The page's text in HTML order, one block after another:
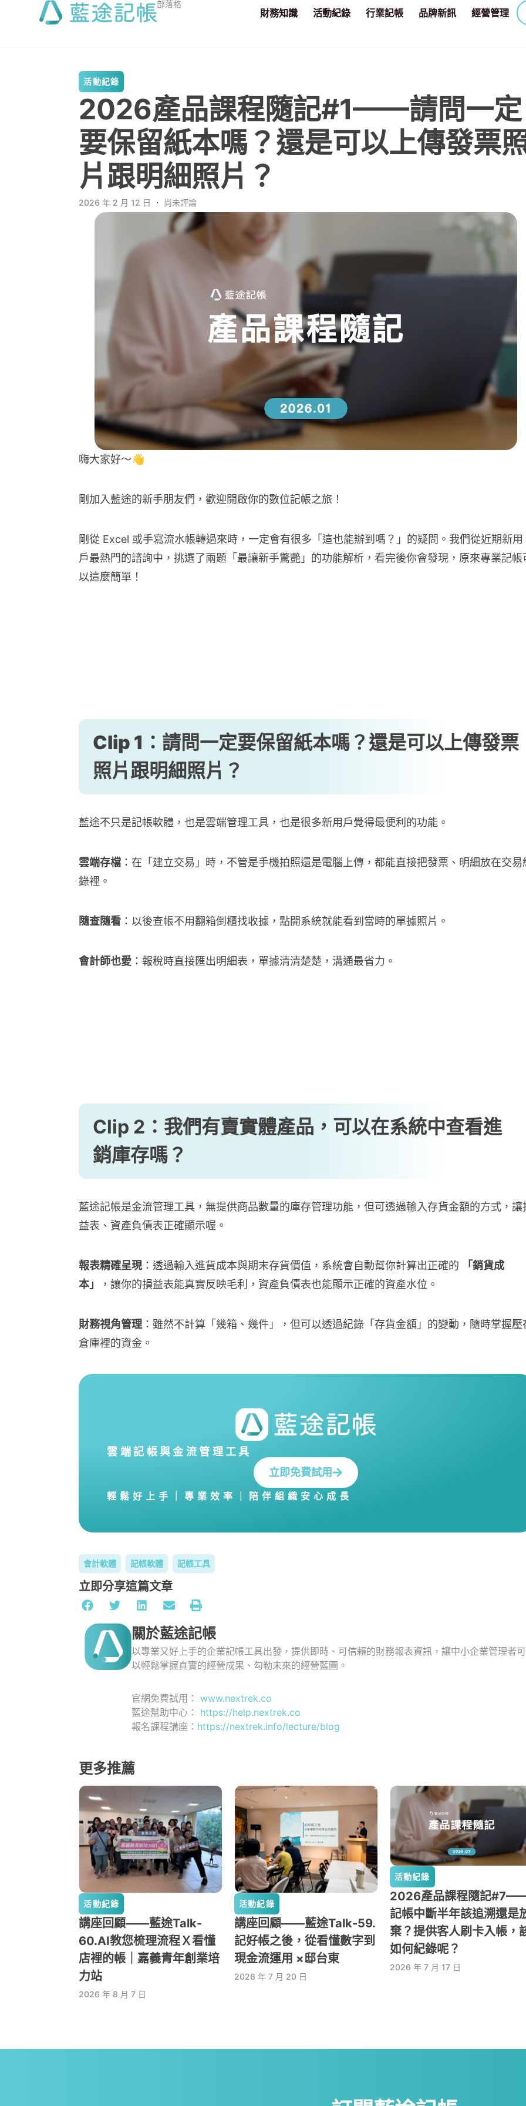
部落格
財務知識 活動紀錄 行業記帳 品牌新訊 經營管理
活動紀錄
2026產品課程隨記#1——請問一定
要保留紙本嗎？還是可以上傳發票
片跟明細照片？
2026 年 2 月 12 日 ． 尚未評論
嗨大家好～👋
剛加入藍途的新手朋友們，歡迎開啟你的數位記帳之旅！
剛從 Excel 或手寫流水帳轉過來時，一定會有很多「這也能辦到嗎？」的疑問。我們從近期新用
戶最熱門的諮詢中，挑選了兩題「最讓新手驚艷」的功能解析，看完後你會發現，原來專業記帳
以這麼簡單！
Clip 1： 請問一定要保留紙本嗎？還是可以上傳發票
照片跟明細照片？
藍途不只是記帳軟體，也是雲端管理工具，也是很多新用戶覺得最便利的功能。
雲端存檔 ：在「建立交易」時，不管是手機拍照還是電腦上傳，都能直接把發票、明細放在交易
錄裡。
隨查隨看 ：以後查帳不用翻箱倒櫃找收據，點開系統就能看到當時的單據照片。
會計師也愛 ：報稅時直接匯出明細表，單據清清楚楚，溝通最省力。
Clip 2：我們有賣實體產品，可以在系統中查看進
銷庫存嗎？
藍途記帳是金流管理工具，無提供商品數量的庫存管理功能，但可透過輸入存貨金額的方式，讓
益表、資產負債表正確顯示喔。
報表精確呈現：透過輸入進貨成本與期末存貨價值，系統會自動幫你計算出正確的
「銷貨成
本」
，讓你的損益表能真實反映毛利，資產負債表也能顯示正確的資產水位。
財務視角管理 ：雖然不計算「幾箱、幾件」，但可以透過紀錄「存貨金額」的變動，隨時掌握壓
倉庫裡的資金。
雲端記帳與金流管理工具
立即免費試用
輕鬆好上手｜專業效率｜陪伴組織安心成長
會計軟體 記帳軟體 記帳工具
立即分享這篇文章
關於藍途記帳
以專業又好上手的企業記帳工具出發，提供即時、可信賴的財務報表資訊，讓中小企業管理者可
以輕鬆掌握真實的經營成果、勾勒未來的經營藍圖。
官網免費試用：www.nextrek.co
藍途幫助中心： https://help.nextrek.co
報名課程講座： https://nextrek.info/lecture/blog
更多推薦
活動紀錄
講座回顧——藍途Talk-
60.AI教您梳理流程Ｘ看懂
店裡的帳｜嘉義青年創業培
力站
2026 年 8 月 7 日
活動紀錄
講座回顧——藍途Talk-59.
記好帳之後，從看懂數字到
現金流運用 ×邸台東
2026 年 7 月 20 日
活動紀錄
2026產品課程隨記
記帳中斷半年該追溯還是
棄？提供客人刷卡入帳，
如何紀錄呢？
2026 年 7 月 17 日